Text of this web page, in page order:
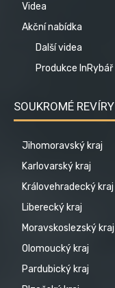
Videa
Akční nabídka
Další videa
Produkce InRybář
SOUKROMÉ REVÍRY
Jihomoravský kraj
Karlovarský kraj
Královehradecký kraj
Liberecký kraj
Moravskoslezský kraj
Olomoucký kraj
Pardubický kraj